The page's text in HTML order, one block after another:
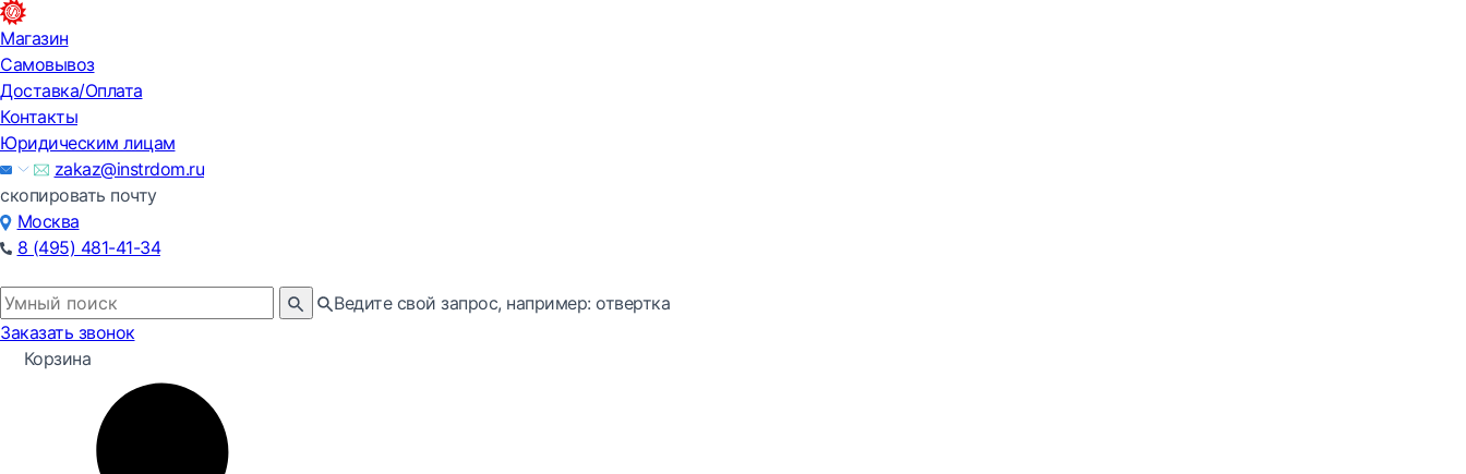
Магазин
Самовывоз
Доставка/Оплата
Контакты
Юридическим лицам
zakaz@instrdom.ru
скопировать почту
Москва
8 (495) 481-41-34
Ведите свой запрос, например: отвертка
Заказать звонок
Корзина